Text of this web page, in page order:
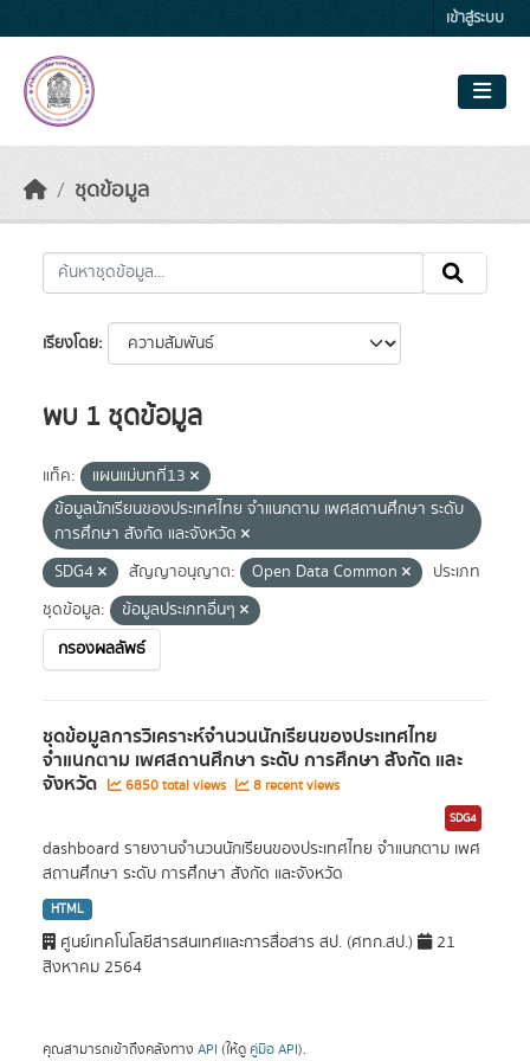
เข้าสู่ระบบ
ชุดข้อมูล
เรียงโดย
พบ 1 ชุดข้อมูล
แท็ค:
แผนแม่บทที่13
ข้อมูลนักเรียนของประเทศไทย จำแนกตาม เพศสถานศึกษา ระดับ
การศึกษา สังกัด และจังหวัด
SDG4
สัญญาอนุญาต: Open Data Common
ประเภท
ชุดข้อมูล:
ข้อมูลประเภทอื่นๆ
กรองผลลัพธ์
ชุดข้อมูลการวิเคราะห์จำนวนนักเรียนของประเทศไทย
จำแนกตาม เพศสถานศึกษา ระดับ การศึกษา สังกัด และ
จังหวัด 6850 total views 8 recent views
SDG4
dashboard รายงานจำนวนนักเรียนของประเทศไทย จำแนกตาม เพศ
สถานศึกษา ระดับ การศึกษา สังกัด และจังหวัด
HTML
ศูนย์เทคโนโลยีสารสนเทศและการสื่อสาร สป. (ศทก.สป.)
21
สิงหาคม 2564
คุณสามารถเข้าถึงคลังทาง API (ให้ดู คู่มือ API).